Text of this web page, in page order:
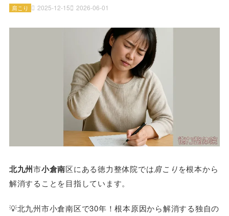
2025-12-15 2026-06-01
肩こり
北九州市小倉南区にある徳力整体院では肩こりを根本から
解消することを目指しています。
💡北九州市小倉南区で30年！根本原因から解消する独自の